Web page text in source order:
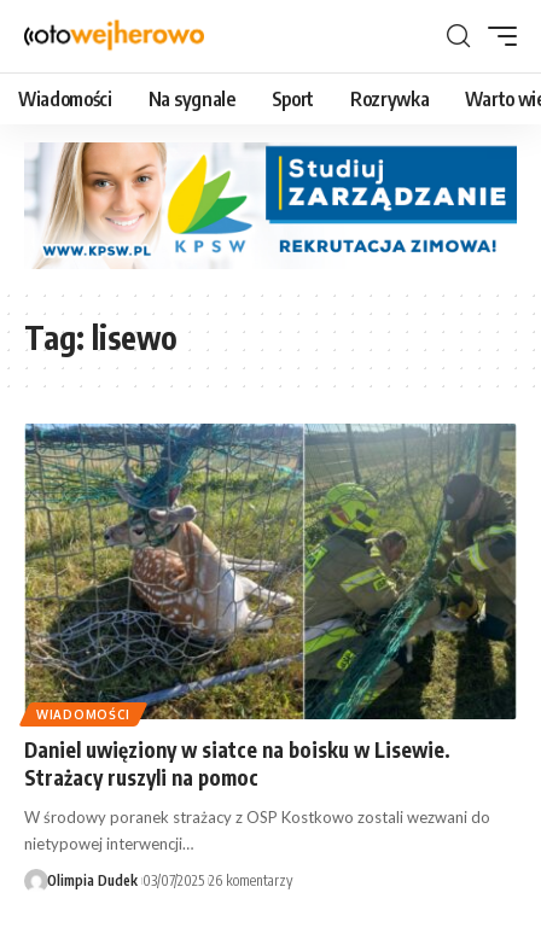
Wiadomości Na sygnale Sport Rozrywka Warto
Tag: lisewo
WIADOMOŚCI
Daniel uwięziony w siatce na boisku w Lisewie.
Strażacy ruszyli na pomoc
W środowy poranek strażacy z OSP Kostkowo zostali wezwani do
nietypowej interwencji…
Olimpia Dudek 03/07/2025 26 komentarzy